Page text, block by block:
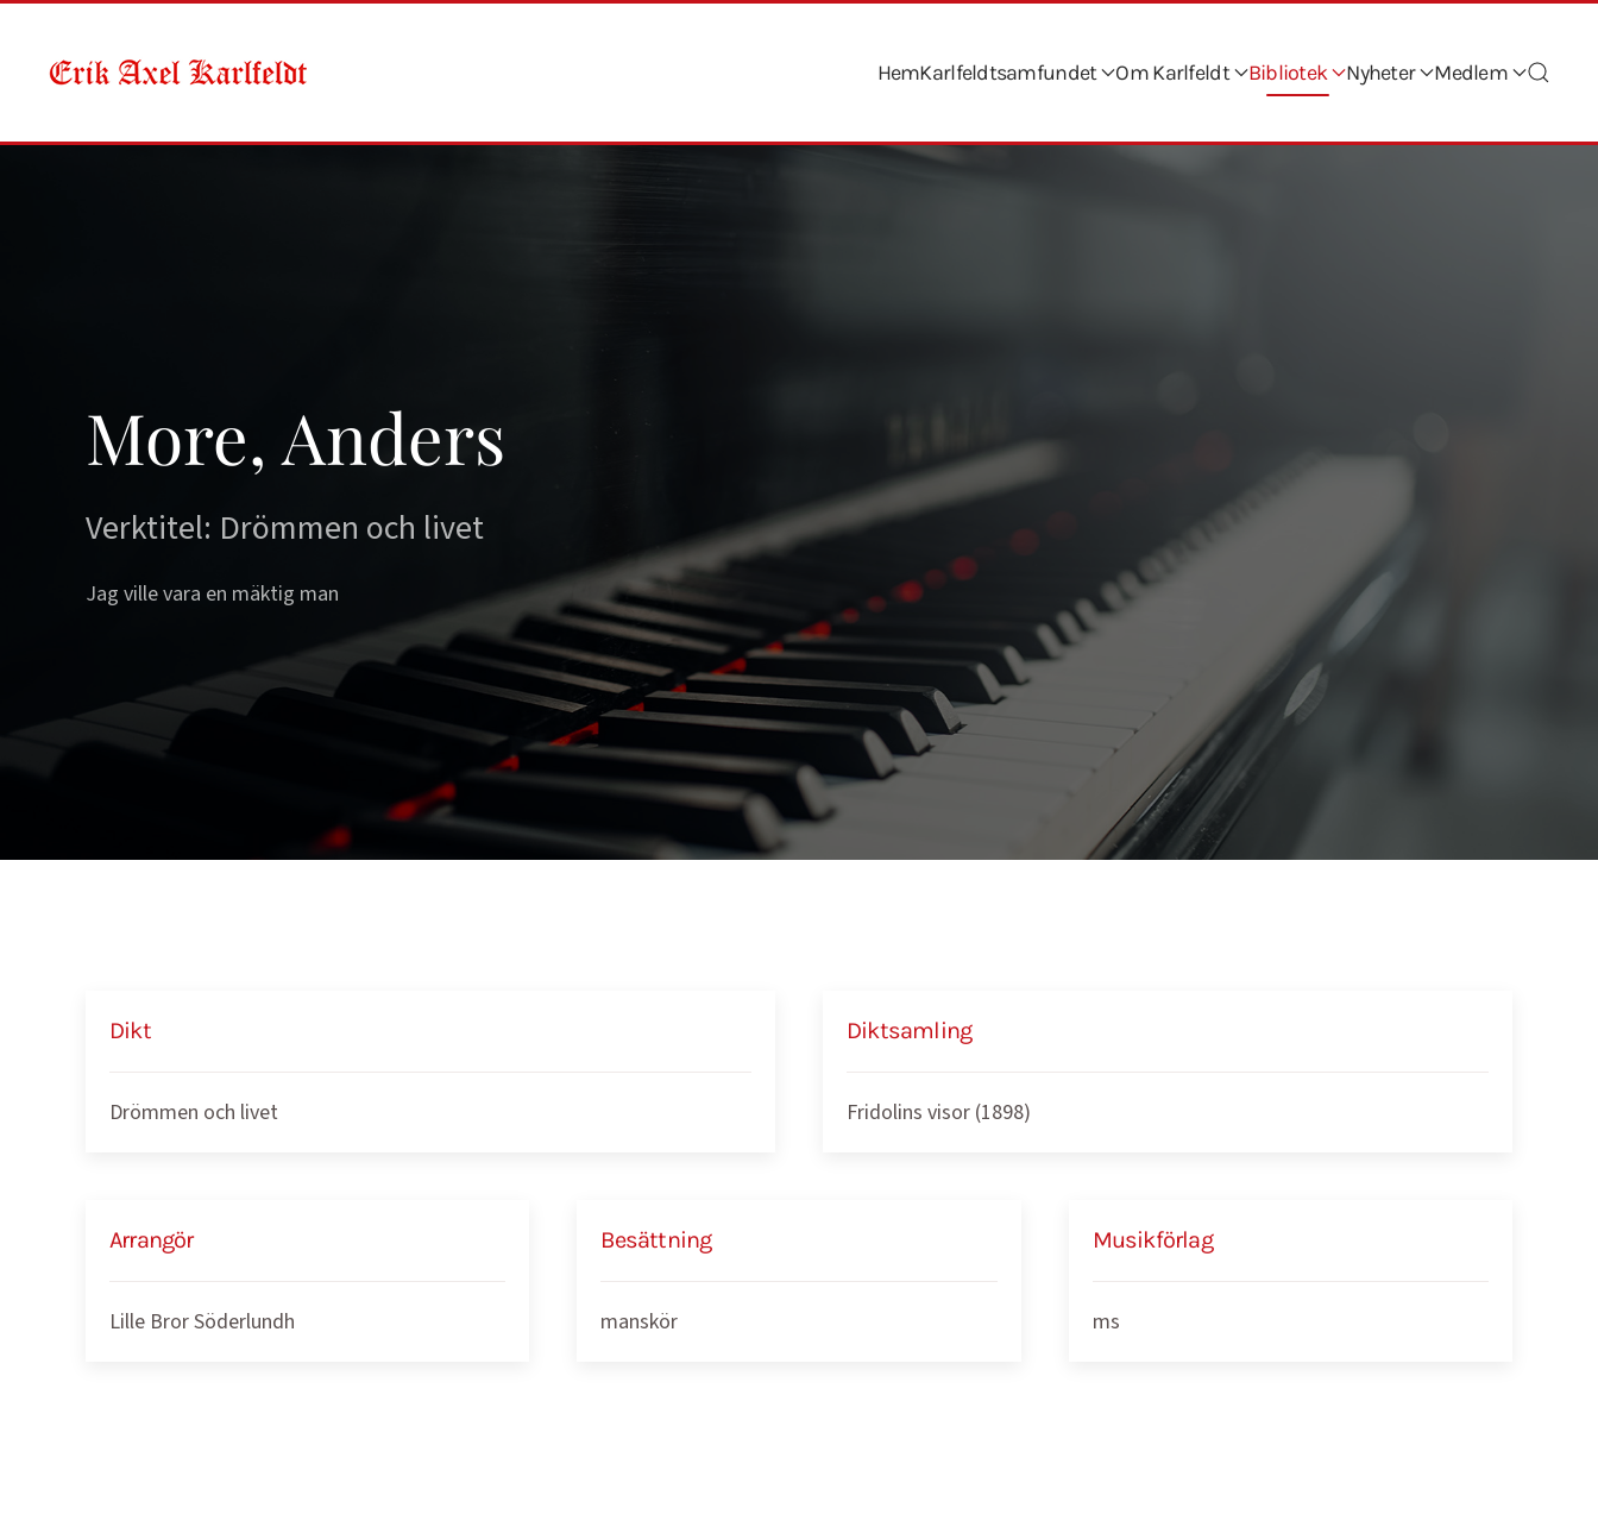
Skip to main content HemKarlfeldtsamfundet Om Karlfeldt Bibliotek Nyheter Medlem
More, Anders
Verktitel: Drömmen och livet
Jag ville vara en mäktig man
Dikt
Drömmen och livet
Diktsamling
Fridolins visor (1898)
Arrangör
Lille Bror Söderlundh
Besättning
manskör
Musikförlag
ms